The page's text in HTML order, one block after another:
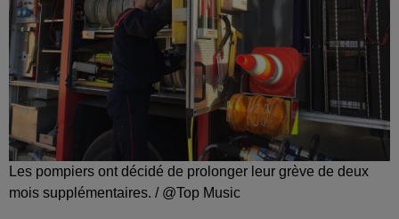
Les pompiers ont décidé de prolonger leur grève de deux
mois supplémentaires. / @Top Music